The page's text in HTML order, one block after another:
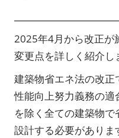
2025年4月から改正が
変更点を詳しく紹介し
建築物省エネ法の改
性能向上努力義務の
を除く全ての建築物
設計する必要がありま